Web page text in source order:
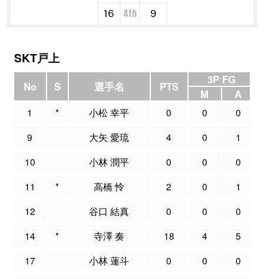
16
4th 9
SKT戸上
No S 選手名 PTS
3P FG
M
A
1 * 小松 幸平 0 0
0
9
大矢 愛琉 4 0
1
10
小林 潤平 0 0
0
11
* 高橋 怜 2 0
1
12
谷口 結真 0 0
0
14
* 寺澤 奏 18 4
5
17
小林 蓮斗 0 0
0